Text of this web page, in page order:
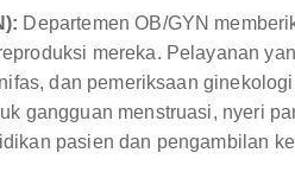
Departemen OB/GYN
mereka. Pelayanan
dan pemeriksaan
gangguan menstruasi, nyeri
pasien dan pengambilan